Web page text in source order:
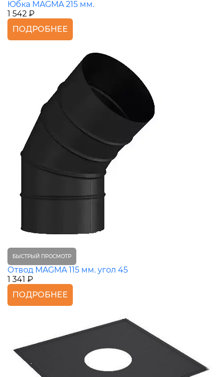
Юбка MAGMA 215 мм.
1 542 ₽
ПОДРОБНЕЕ
БЫСТРЫЙ ПРОСМОТР
Отвод MAGMA 115 мм. угол 45
1 341 ₽
ПОДРОБНЕЕ